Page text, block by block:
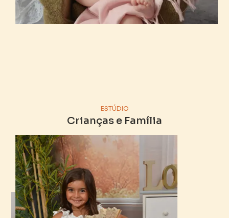
ESTÚDIO
Crianças e Família